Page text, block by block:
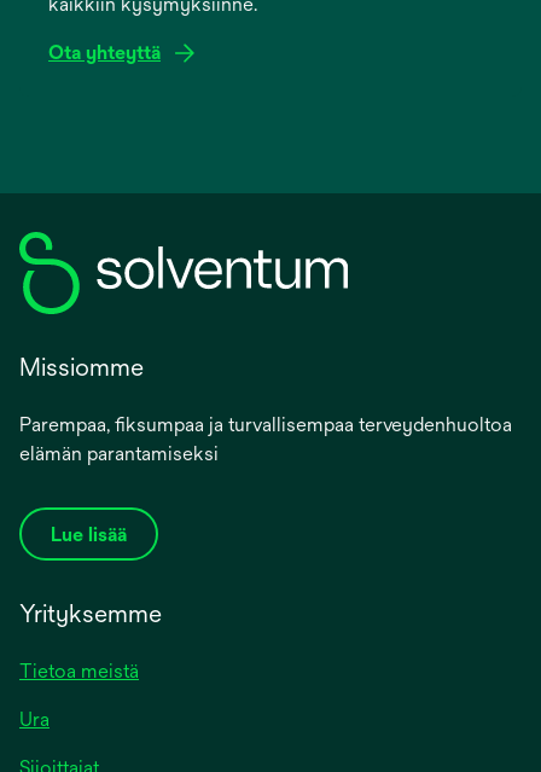
Ota yhteyttä
Missiomme
Parempaa, fiksumpaa ja turvallisempaa terveydenhuoltoa
elämän parantamiseksi
Lue lisää
Yrityksemme
Tietoa meistä
Ura